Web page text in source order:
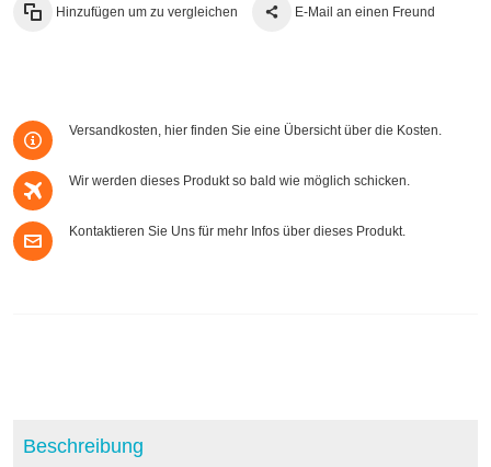
Hinzufügen um zu vergleichen E-Mail an einen Freund
Versandkosten, hier finden Sie eine Übersicht über die Kosten.
Wir werden dieses Produkt so bald wie möglich schicken.
Kontaktieren Sie Uns für mehr Infos über dieses Produkt.
Beschreibung